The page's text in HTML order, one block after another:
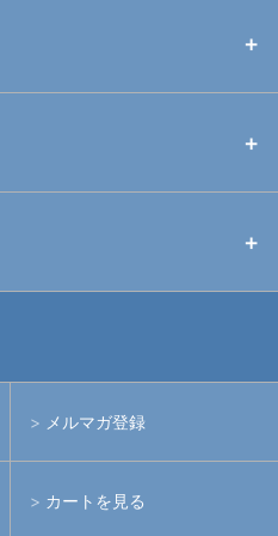
メルマガ登録
カートを見る